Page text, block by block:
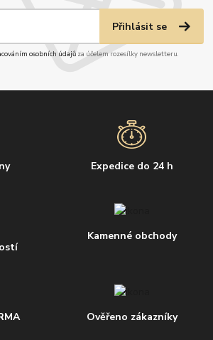
Přihlásit se
osobních údajůza účelem rozesílky newsletteru.
Expedice do 24 h
Kamenné obchody
Ověřeno zákazníky